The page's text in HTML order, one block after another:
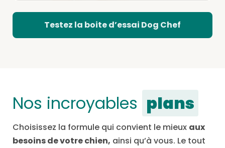
Testez la boite d’essai Dog Chef
Nos incroyables plans
Choisissez la formule qui convient le mieux aux
besoins de votre chien, ainsi qu’à vous. Le tout